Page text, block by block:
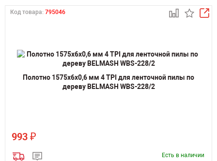
Код товара: 795046
Полотно 1575х6х0,6 мм 4 TPI для ленточной пилы по
дереву BELMASH WBS-228/2
993 ₽
Есть в наличии